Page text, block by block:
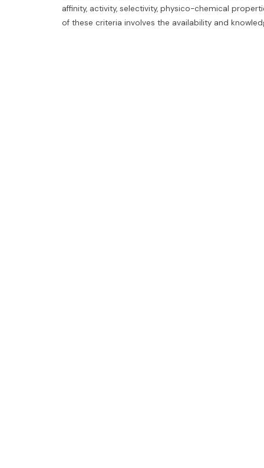
affinity, activity, selectivity, physico-chemical
of these criteria involves the availability and